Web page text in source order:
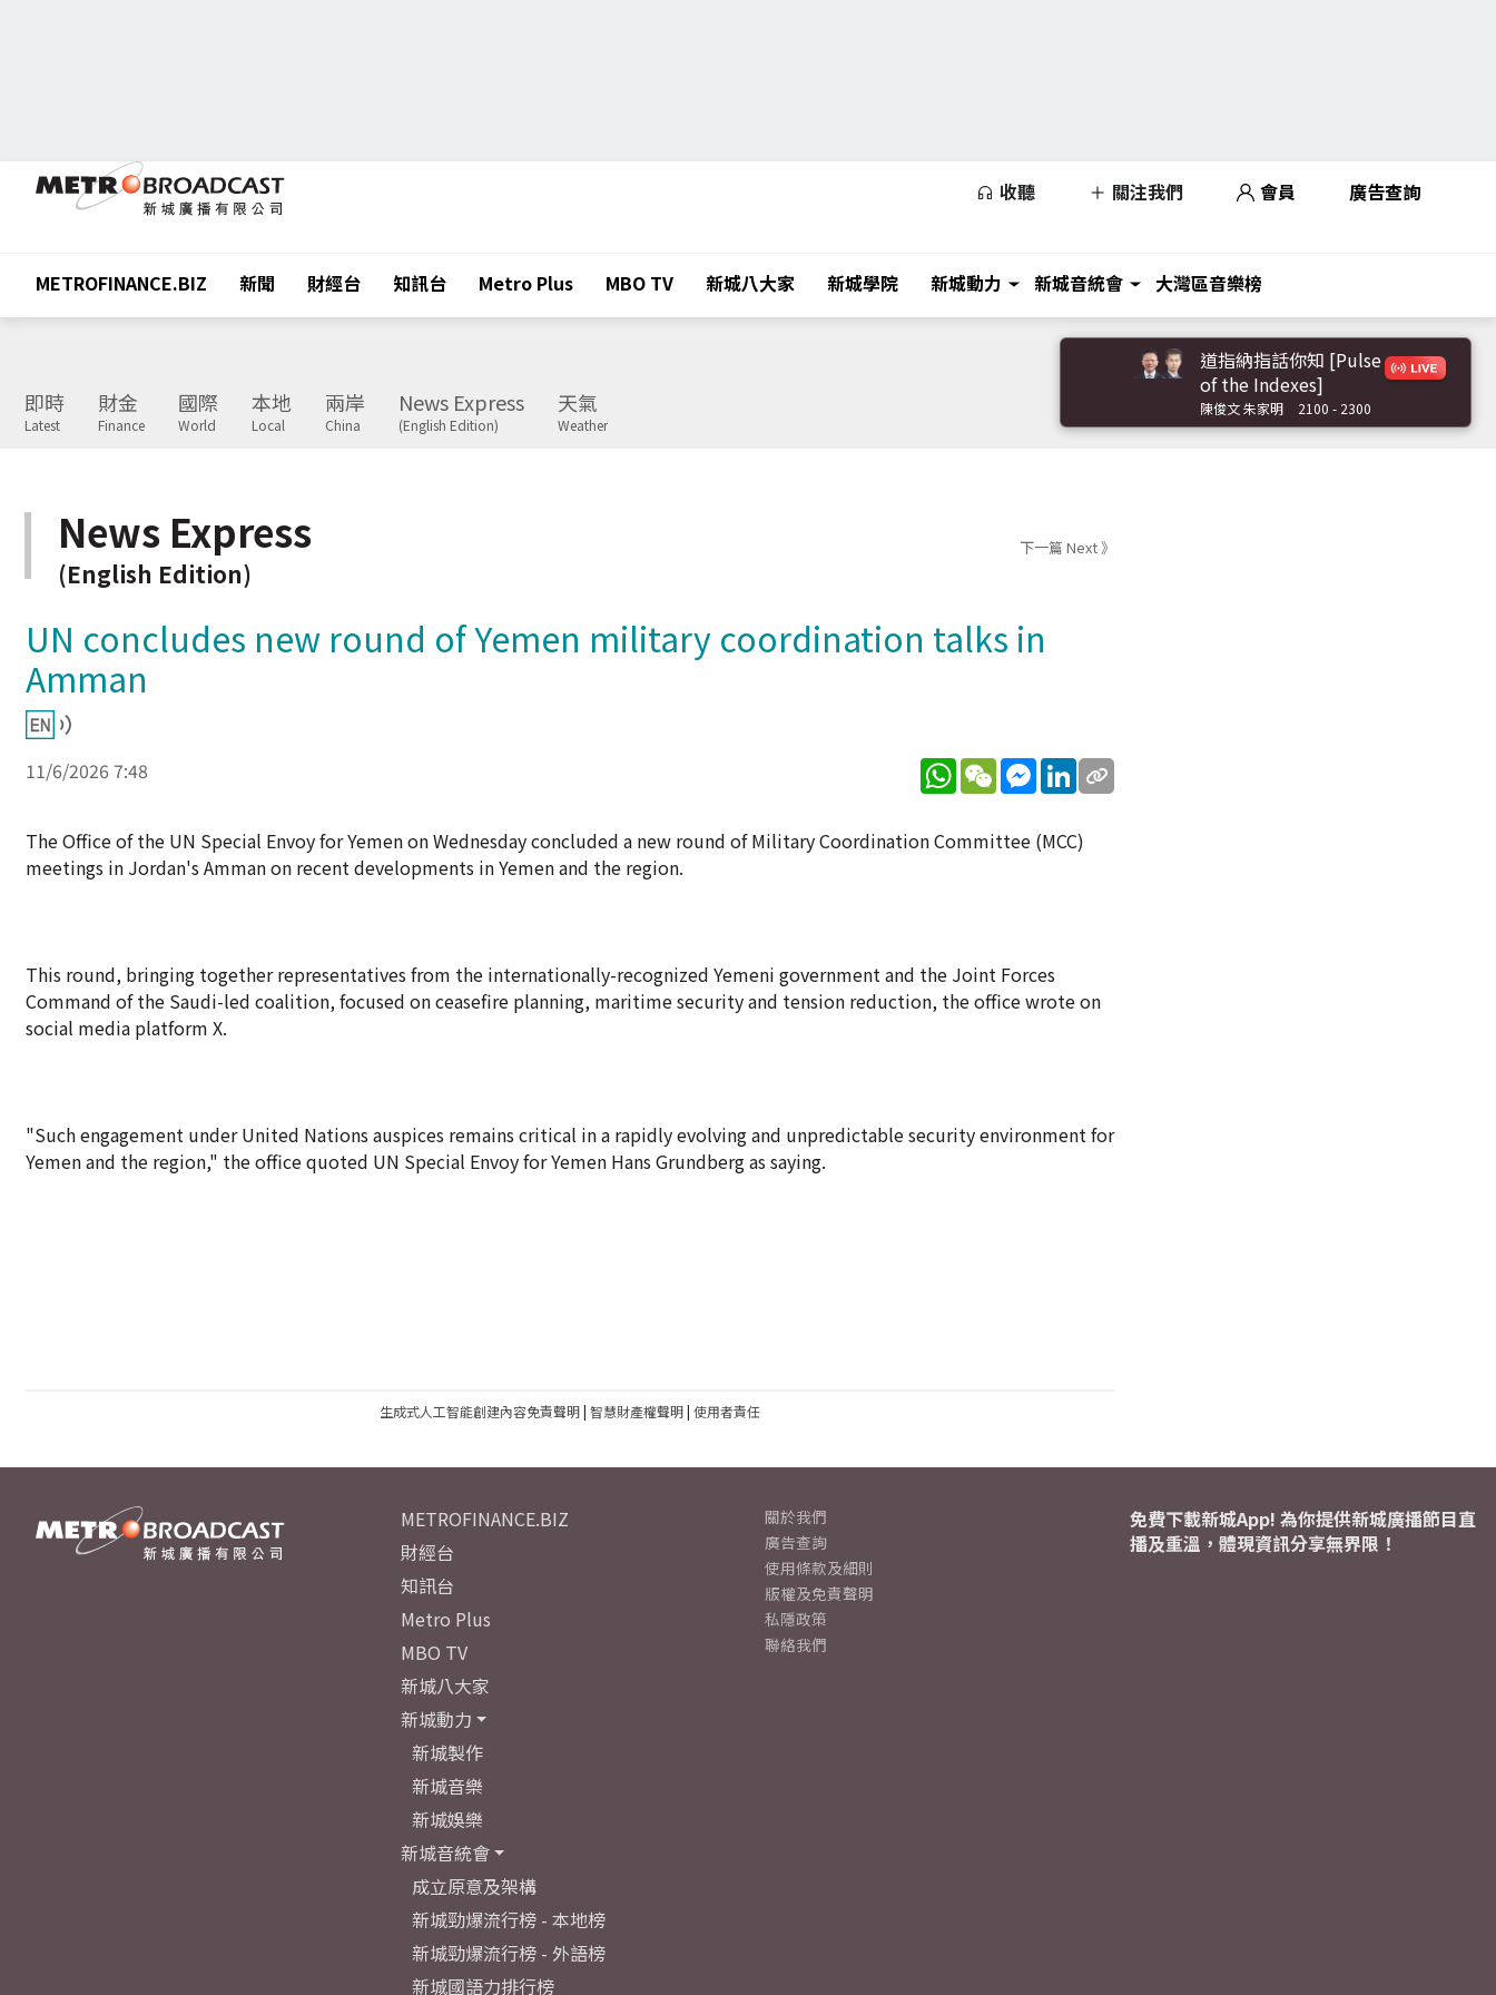
收聽 關注我們 會員 廣告查詢
METROFINANCE.BIZ 新聞 財經台 知訊台 Metro Plus MBO TV 新城八大家 新城學院 新城動力 新城音統會 大灣區音樂榜
即時
Latest
財金
Finance
國際
World
本地
Local
兩岸
China
News Express
(English Edition)
天氣
Weather
道指納指話你知 [Pulse
of the Indexes]
陳俊文 朱家明 2100 - 2300
News Express
(English Edition)
下一篇 Next 》
UN concludes new round of Yemen military coordination talks in
Amman
11/6/2026 7:48 WhatsApp
WeChatMessenger
LinkedIn
The Office of the UN Special Envoy for Yemen on Wednesday concluded a new round of Military Coordination Committee (MCC)
meetings in Jordan's Amman on recent developments in Yemen and the region.
This round, bringing together representatives from the internationally-recognized Yemeni government and the Joint Forces
Command of the Saudi-led coalition, focused on ceasefire planning, maritime security and tension reduction, the office wrote on
social media platform X.
"Such engagement under United Nations auspices remains critical in a rapidly evolving and unpredictable security environment for
Yemen and the region," the office quoted UN Special Envoy for Yemen Hans Grundberg as saying.
生成式人工智能創建內容免責聲明| 智慧財產權聲明| 使用者責任
METROFINANCE.BIZ
財經台
知訊台
Metro Plus
MBO TV
新城八大家
新城動力
新城製作
新城音樂
新城娛樂
新城音統會
成立原意及架構
新城勁爆流行榜 - 本地榜
新城勁爆流行榜 - 外語榜
新城國語力排行榜
關於我們
廣告查詢
使用條款及細則
版權及免責聲明
私隱政策
聯絡我們
免費下載新城App! 為你提供新城廣播節目直
播及重溫，體現資訊分享無界限！